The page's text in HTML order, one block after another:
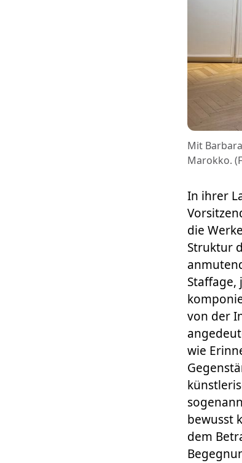
Mit
Marokko.
In ihrer
die
Struktur
von der
wie
bewusst
dem